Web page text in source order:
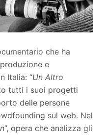
che ha
e
Italia: “Un Altro
tutti i suoi progetti
delle persone
sul web. Nel
”, opera che analizza gli